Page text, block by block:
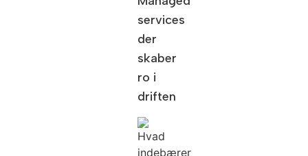
services
der
skaber
ro i
driften